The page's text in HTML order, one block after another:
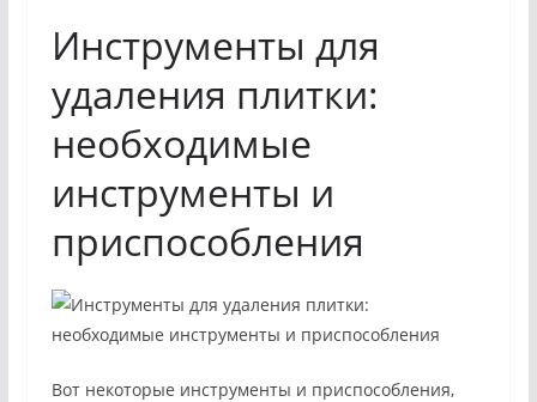
Инструменты для
удаления плитки:
необходимые
инструменты и
приспособления
Вот некоторые инструменты и приспособления,